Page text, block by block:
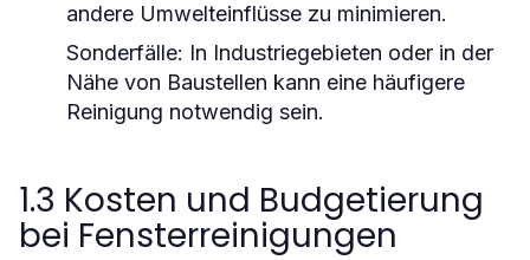
andere Umwelteinflüsse zu minimieren.
Sonderfälle: In Industriegebieten oder in der
Nähe von Baustellen kann eine häufigere
Reinigung notwendig sein.
1.3 Kosten und Budgetierung
bei Fensterreinigungen